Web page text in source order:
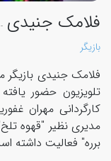
فلامک جنیدی
بازیگر
کارگردانی مهران
مدیری نظیر "قهوه
برره" فعالیت داشته